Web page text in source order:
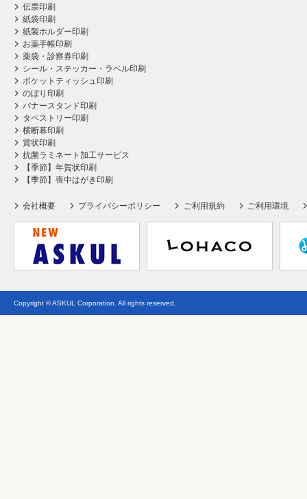
伝票印刷
紙袋印刷
紙製ホルダー印刷
お薬手帳印刷
薬袋・診察券印刷
シール・ステッカー・ラベル印刷
ポケットティッシュ印刷
のぼり印刷
バナースタンド印刷
タペストリー印刷
横断幕印刷
賞状印刷
抗菌ラミネート加工サービス
【季節】年賀状印刷
【季節】喪中はがき印刷
会社概要 プライバシーポリシー ご利用規約 ご利用環境
Copyright © ASKUL Corporation. All rights reserved.